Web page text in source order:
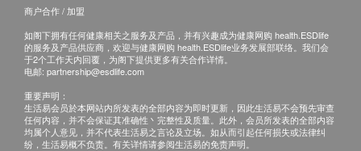
微小脲原体基因定性测试
人型支原体基因测试
身体质量指数
身体质量指数 *
水分百分比 *
内脏脂肪百分比 *
商户合作 / 加盟
如阁下拥有任何健康相关之服务及产品，并有兴趣成为健康网购 health.ESDlife
的服务及产品供应商，欢迎与健康网购 health.ESDlife业务发展部联络。我们会
于2个工作天内回覆，为阁下提供更多有关合作详情。
电邮: partnership@esdlife.com
重要声明：
生活易会员於本网站内所发表的全部内容为即时更新，因此生活易不会预先审查
任何内容，并不会保证其准确性丶完整性及质量。此外，会员所发表的全部内容
均属个人意见，并不代表生活易之言论及立场。如从而引起任何损失或法律纠
纷，生活易概不负责。有关详情请参阅生活易的免责声明。